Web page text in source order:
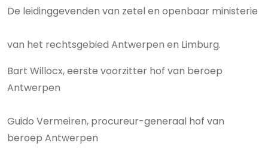
De leidinggevenden van zetel en openbaar ministerie
van het rechtsgebied Antwerpen en Limburg.
Bart Willocx, eerste voorzitter hof van beroep
Antwerpen
Guido Vermeiren, procureur-generaal hof van
beroep Antwerpen